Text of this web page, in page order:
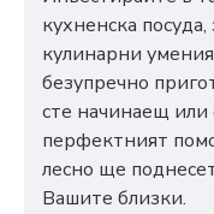
кухненска
кулинарни
безупречно
сте начинаещ или
перфектният
лесно ще
Вашите близки.